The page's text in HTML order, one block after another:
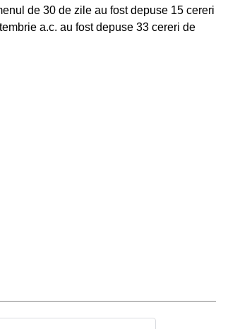
de 30 de zile au fost depuse 15 cereri
a.c. au fost depuse 33 cereri de